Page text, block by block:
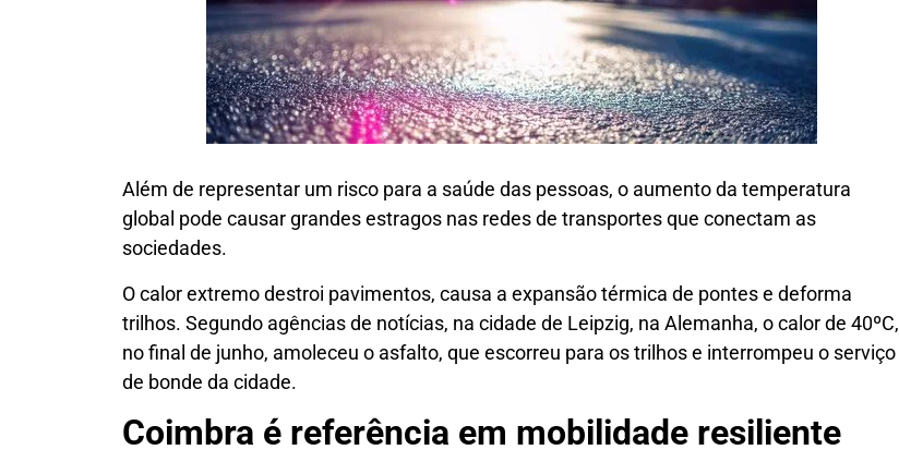
Além de representar um risco para a saúde das pessoas, o aumento da temperatura
global pode causar grandes estragos nas redes de transportes que conectam as
sociedades.
O calor extremo destroi pavimentos, causa a expansão térmica de pontes e deforma
trilhos. Segundo agências de notícias, na cidade de Leipzig, na Alemanha, o calor de 40ºC,
no final de junho, amoleceu o asfalto, que escorreu para os trilhos e interrompeu o serviço
de bonde da cidade.
Coimbra é referência em mobilidade resiliente